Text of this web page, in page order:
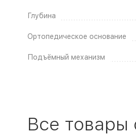
Глубина
Ортопедическое основание
Подъёмный механизм
Все товары